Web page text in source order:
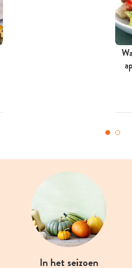
In het seizoen